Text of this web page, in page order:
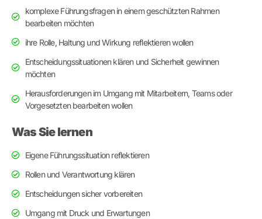
komplexe Führungsfragen in einem geschützten Rahmen
bearbeiten möchten
ihre Rolle, Haltung und Wirkung reflektieren wollen
Entscheidungssituationen klären und Sicherheit gewinnen
möchten
Herausforderungen im Umgang mit Mitarbeitern, Teams oder
Vorgesetzten bearbeiten wollen
Was Sie lernen
Eigene Führungssituation reflektieren
Rollen und Verantwortung klären
Entscheidungen sicher vorbereiten
Umgang mit Druck und Erwartungen